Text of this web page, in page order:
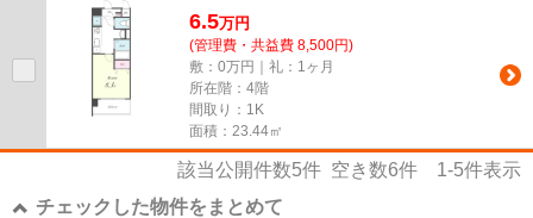
6.5万円
(管理費・共益費 8,500円)
敷：0万円｜礼：1ヶ月
所在階：4階
間取り：1K
面積：23.44㎡
該当公開件数5件 空き数6件 1-5件表示
チェックした物件をまとめて